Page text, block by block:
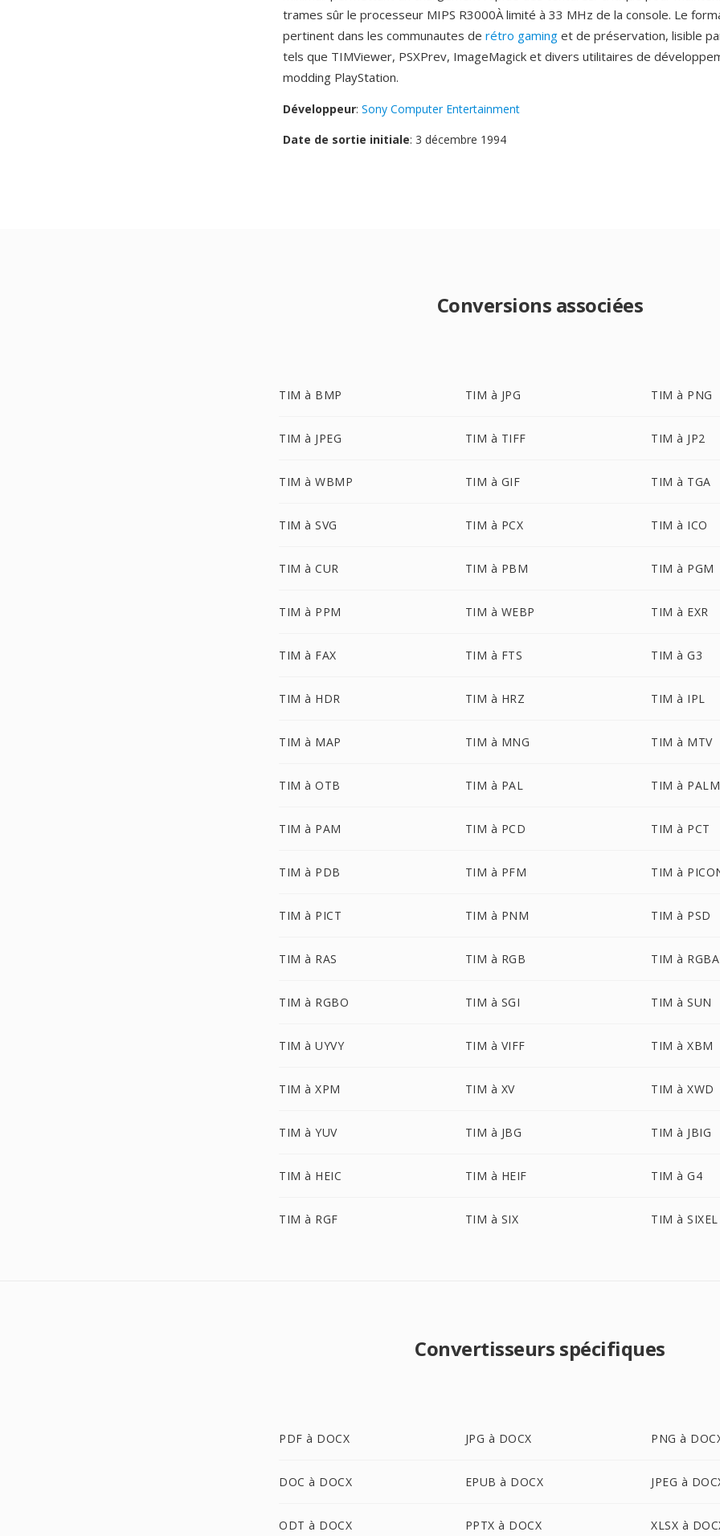
trames sûr le processeur MIPS R3000À limité à 33 MHz de la console. Le
pertinent dans les communautes de rétro gaming et de préservation, lisible
tels que TIMViewer, PSXPrev, ImageMagick et divers utilitaires de
modding PlayStation.
Développeur: Sony Computer Entertainment
Date de sortie initiale: 3 décembre 1994
Conversions associées
TIM à BMP TIM à JPG TIM à PNG
TIM à JPEG TIM à TIFF TIM à JP2
TIM à WBMP TIM à GIF TIM à TGA
TIM à SVG TIM à PCX TIM à ICO
TIM à CUR TIM à PBM TIM à PGM
TIM à PPM TIM à WEBP TIM à EXR
TIM à FAX TIM à FTS TIM à G3
TIM à HDR TIM à HRZ TIM à IPL
TIM à MAP TIM à MNG TIM à MTV
TIM à OTB TIM à PAL TIM à PALM
TIM à PAM TIM à PCD TIM à PCT
TIM à PDB TIM à PFM TIM à
TIM à PICT TIM à PNM TIM à PSD
TIM à RAS TIM à RGB TIM à RGBA
TIM à RGBO TIM à SGI TIM à SUN
TIM à UYVY TIM à VIFF TIM à XBM
TIM à XPM TIM à XV TIM à XWD
TIM à YUV TIM à JBG TIM à JBIG
TIM à HEIC TIM à HEIF TIM à G4
TIM à RGF TIM à SIX TIM à SIXEL
Convertisseurs spécifiques
PDF à DOCX JPG à DOCX PNG à
DOC à DOCX EPUB à DOCX JPEG à
ODT à DOCX PPTX à DOCX XLSX à